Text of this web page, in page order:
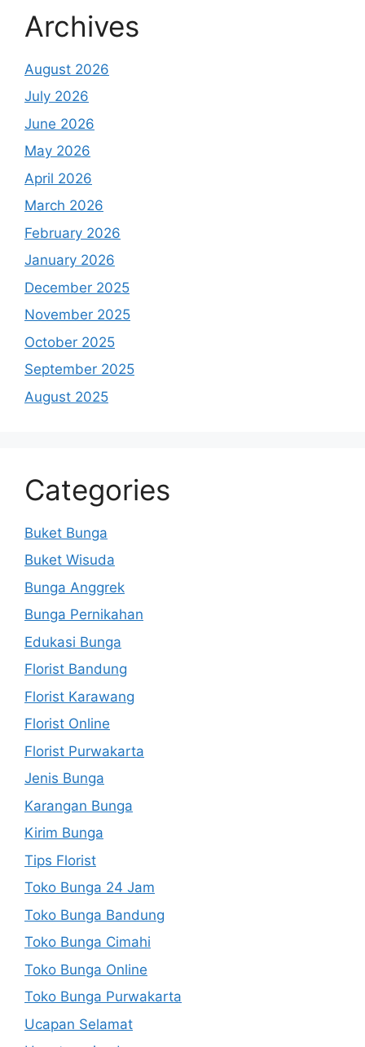
Archives
August 2026
July 2026
June 2026
May 2026
April 2026
March 2026
February 2026
January 2026
December 2025
November 2025
October 2025
September 2025
August 2025
Categories
Buket Bunga
Buket Wisuda
Bunga Anggrek
Bunga Pernikahan
Edukasi Bunga
Florist Bandung
Florist Karawang
Florist Online
Florist Purwakarta
Jenis Bunga
Karangan Bunga
Kirim Bunga
Tips Florist
Toko Bunga 24 Jam
Toko Bunga Bandung
Toko Bunga Cimahi
Toko Bunga Online
Toko Bunga Purwakarta
Ucapan Selamat